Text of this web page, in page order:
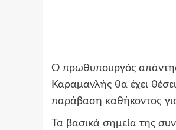
Ο πρωθυπουργός
Καραμανλής θα έχει
παράβαση καθήκοντος
Τα βασικά σημεία της